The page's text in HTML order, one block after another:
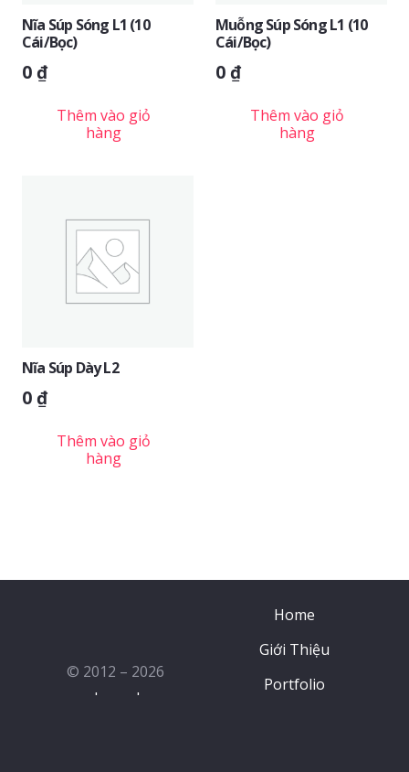
Nĩa Súp Sóng L1 (10
Cái/bọc)
0₫
Thêm vào giỏ
hàng
Muỗng Súp Sóng L1 (10
Cái/bọc)
0₫
Thêm vào giỏ
hàng
Nĩa Súp Dày L2
0₫
Thêm vào giỏ
hàng
© 2012 – 2026
anphacook.vn
Home
Giới Thiệu
Portfolio